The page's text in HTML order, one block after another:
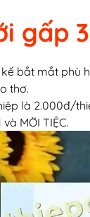
gấp
bắt mắt phù
thơ.
là 2.000đ/
MỜI TIỆC.